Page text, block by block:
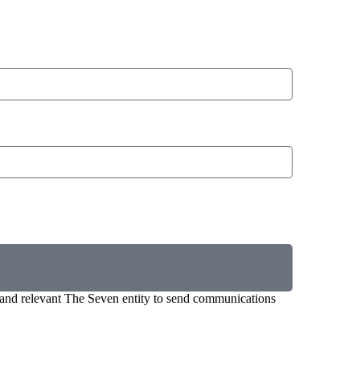
relevant The Seven entity to send communications